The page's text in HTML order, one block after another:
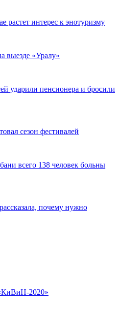
растет интерес к энотуризму
выезде «Уралу»
ударили пенсионера и бросили
сезон фестивалей
всего 138 человек больны
почему нужно
2020»